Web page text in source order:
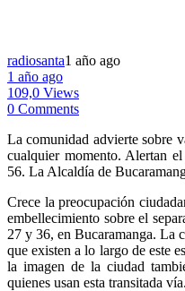
radiosanta1 año ago
1 año ago
109,0 Views
0 Comments
La comunidad advierte sobre
cualquier momento. Alertan
56. La Alcaldía de
Crece la preocupación
embellecimiento sobre el
27 y 36, en Bucaramanga. La
que existen a lo largo de este
la imagen de la ciudad
quienes usan esta transitada vía.